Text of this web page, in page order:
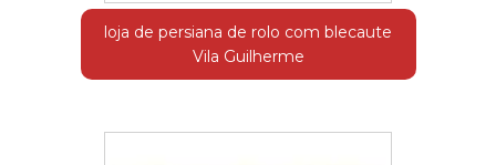
loja de persiana de rolo com blecaute
Vila Guilherme